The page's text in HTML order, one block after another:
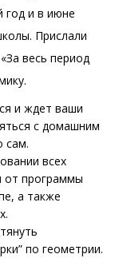
год и в июне
Прислали
весь период
и ждет ваши
с домашним
сам.
всех
от программы
а также
по геометрии.